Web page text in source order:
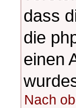
dass
die
einen
Nach